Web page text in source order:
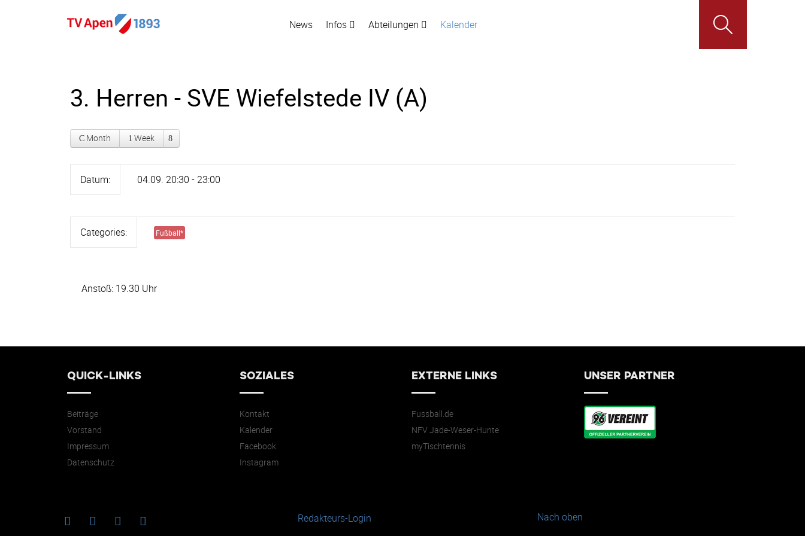
News Infos Abteilungen Kalender
3. Herren - SVE Wiefelstede IV (A)
Month Week
Datum: 04.09. 20:30 - 23:00
Categories: Fußball*
Anstoß: 19.30 Uhr
QUICK-LINKS
Beiträge
Vorstand
Impressum
Datenschutz
SOZIALES
Kontakt
Kalender
Facebook
Instagram
EXTERNE LINKS
Fussball.de
NFV Jade-Weser-Hunte
myTischtennis
UNSER PARTNER
Redakteurs-Login Nach oben